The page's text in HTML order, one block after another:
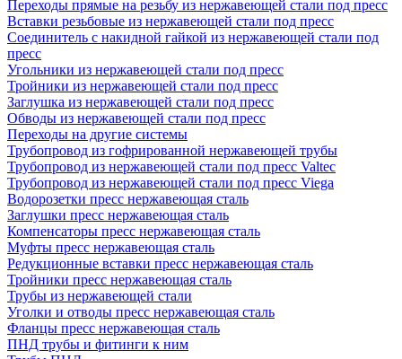
Переходы прямые на резьбу из нержавеющей стали под пресс
Вставки резьбовые из нержавеющей стали под пресс
Соединитель с накидной гайкой из нержавеющей стали под
пресс
Угольники из нержавеющей стали под пресс
Тройники из нержавеющей стали под пресс
Заглушка из нержавеющей стали под пресс
Обводы из нержавеющей стали под пресс
Переходы на другие системы
Трубопровод из гофрированной нержавеющей трубы
Трубопровод из нержавеющей стали под пресс Valtec
Трубопровод из нержавеющей стали под пресс Viega
Водорозетки пресс нержавеющая сталь
Заглушки пресс нержавеющая сталь
Компенсаторы пресс нержавеющая сталь
Муфты пресс нержавеющая сталь
Редукционные вставки пресс нержавеющая сталь
Тройники пресс нержавеющая сталь
Трубы из нержавеющей стали
Уголки и отводы пресс нержавеющая сталь
Фланцы пресс нержавеющая сталь
ПНД трубы и фитинги к ним